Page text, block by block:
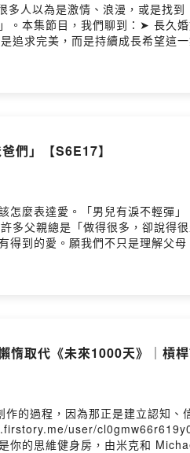
人以為是激情、浪漫，或是找
。本集節目，我們聊到：➤ 長
追求完美，而是持續成長希望這
房，由米克和 Michael 當你
們」【S6E17】
怎麼表達愛。「男兒有淚不輕彈
多父親總是「做得很多，卻說
到的愛。願我們不只是理解父
當你的私人教練，用最輕鬆的方
克、Michael🎚️ 錄音｜思維
惰取代《未來1000天》｜槓
的過程，因為那正是建立認知
user/
健身房，由米克和 Michael